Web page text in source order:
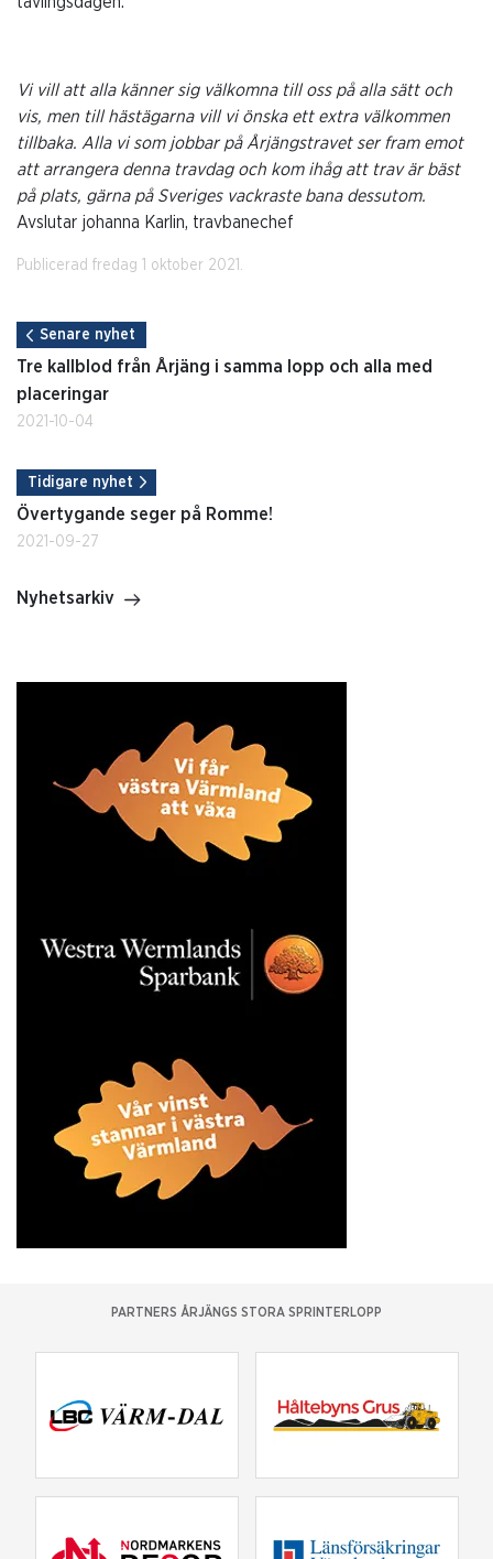
Vi vill att alla känner sig välkomna till oss på alla sätt och
vis, men till hästägarna vill vi önska ett extra välkommen
tillbaka. Alla vi som jobbar på Årjängstravet ser fram emot
att arrangera denna travdag och kom ihåg att trav är bäst
på plats, gärna på Sveriges vackraste bana dessutom.
Avslutar johanna Karlin, travbanechef
Publicerad fredag 1 oktober 2021.
Senare nyhet
Tre kallblod från Årjäng i samma lopp och alla med
placeringar
2021-10-04
Tidigare nyhet
Övertygande seger på Romme!
2021-09-27
Nyhetsarkiv
PARTNERS ÅRJÄNGS STORA SPRINTERLOPP